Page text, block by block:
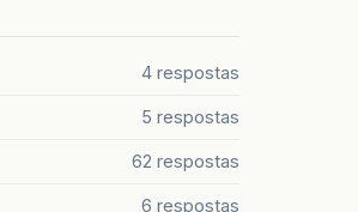
4 respostas
5 respostas
62 respostas
6 respostas